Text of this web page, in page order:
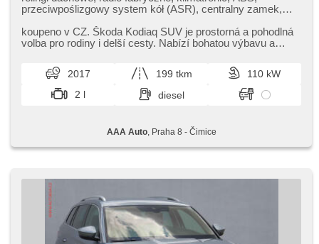
przeciwpoślizgowy system kół (ASR), centralny zamek,
podwozia (ESP), halogeny, czujnik deszczu, przycisk start,
hak holowniczy, czujnik ciśnienia opon, USB, manualna
koupeno v CZ. Škoda Kodiaq SUV je prostorná a pohodlná
volba pro rodiny i delší cesty. Nabízí bohatou výbavu a
2017 199 tkm
110 kW
2 l
diesel
AAA Auto, Praha 8 - Čimice